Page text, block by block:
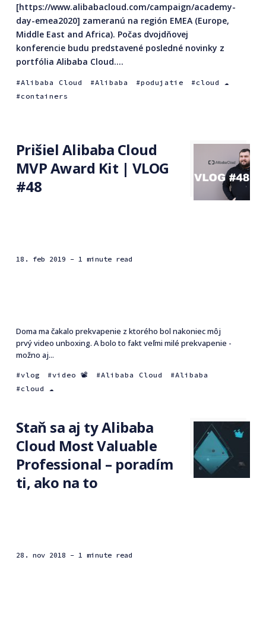
[https://www.alibabacloud.com/campaign/academy-
day-emea2020] zameranú na región EMEA (Europe,
Middle East and Africa). Počas dvojdňovej
konferencie budu predstavené posledné novinky z
portfólia Alibaba Cloud....
Alibaba Cloud Alibaba podujatie
cloud ☁️
containers
Prišiel Alibaba Cloud
MVP Award Kit | VLOG
#48
18. feb 2019 - 1 minute read
Doma ma čakalo prekvapenie z ktorého bol nakoniec môj
prvý video unboxing. A bolo to fakt veľmi milé prekvapenie -
možno aj...
vlog video 📽 Alibaba Cloud
Alibaba
cloud ☁️
Staň sa aj ty Alibaba
Cloud Most Valuable
Professional – poradím
ti, ako na to
28. nov 2018 - 1 minute read